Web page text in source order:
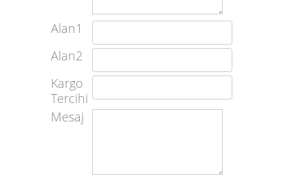
Alan1
Alan2
Kargo
Tercihi
Mesaj